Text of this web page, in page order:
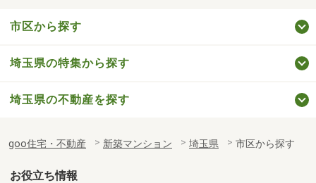
市区から探す
埼玉県の特集から探す
埼玉県の不動産を探す
goo住宅・不動産 新築マンション 埼玉県 市区から探す
お役立ち情報